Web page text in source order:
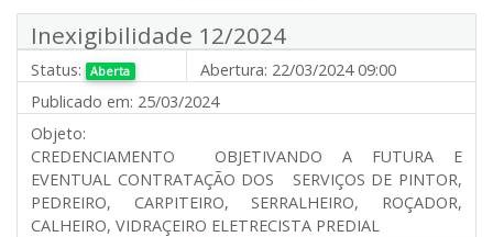
Inexigibilidade 12/2024
Status: Aberta Abertura: 22/03/2024 09:00
Publicado em: 25/03/2024
Objeto:
CREDENCIAMENTO OBJETIVANDO A FUTURA E
EVENTUAL CONTRATAÇÃO DOS SERVIÇOS DE PINTOR,
PEDREIRO, CARPITEIRO, SERRALHEIRO, ROÇADOR,
CALHEIRO, VIDRAÇEIRO ELETRECISTA PREDIAL